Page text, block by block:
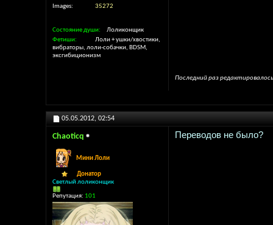
Images
35272
Состояние души
Лоликонщик
Фетиши
Лоли + ушки/хвостики,
вибраторы, лоли-собачки, BDSM,
эксгибиционизм
Последний раз
05.05.2012, 02:54
Chaoticq
Мини Лоли
Донатор
Светлый лоликонщик
Репутация: 101
Переводов не было?